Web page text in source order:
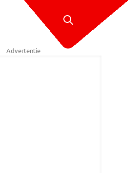
Advertentie